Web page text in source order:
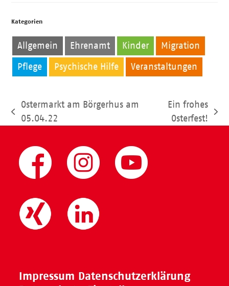
Kategorien
Allgemein Ehrenamt Kinder Migration
Pflege Psychische Hilfe Veranstaltungen
vorheriger
Ostermarkt am Börgerhus am
05.04.22
Nächster
Ein frohes
Osterfest!
Impressum Datenschutzerklärung